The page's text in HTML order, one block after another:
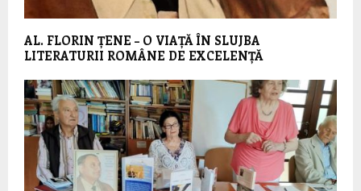
AL. FLORIN ȚENE – O VIAȚĂ ÎN SLUJBA
LITERATURII ROMÂNE DE EXCELENȚĂ